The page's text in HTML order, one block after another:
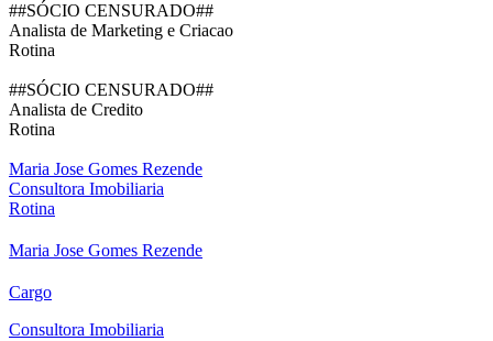
##SÓCIO CENSURADO##
Analista de Marketing e Criacao
Rotina
##SÓCIO CENSURADO##
Analista de Credito
Rotina
Maria Jose Gomes Rezende
Consultora Imobiliaria
Rotina
Maria Jose Gomes Rezende
Cargo
Consultora Imobiliaria